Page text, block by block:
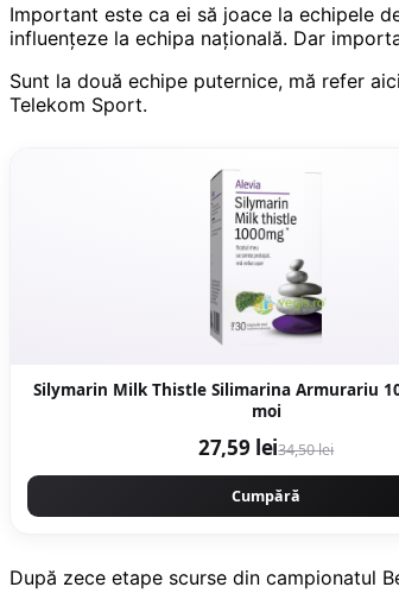
Important este ca ei să joace la echipele
influenţeze la echipa naţională. Dar
Sunt la două echipe puternice, mă refer
Telekom Sport.
Silymarin Milk Thistle Silimarina Armurariu 1000mg 30cps
moi
27,59 lei34,50 lei
Cumpără
După zece etape scurse din campionatul